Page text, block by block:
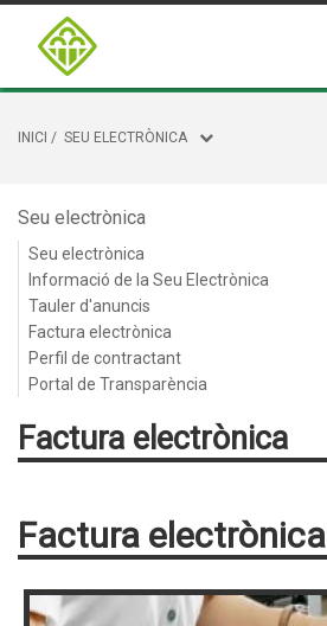
INICI / SEU ELECTRÒNICA
Seu electrònica
Seu electrònica
Informació de la Seu Electrònica
Tauler d'anuncis
Factura electrònica
Perfil de contractant
Portal de Transparència
Factura electrònica
Factura electrònica